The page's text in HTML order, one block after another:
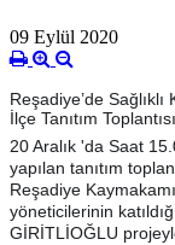
09 Eylül 2020
Reşadiye’de
İlçe Tanıtım Toplantısı
20 Aralık 'da Saat
yapılan tanıtım
Reşadiye
yöneticilerinin
GİRİTLİOĞLU